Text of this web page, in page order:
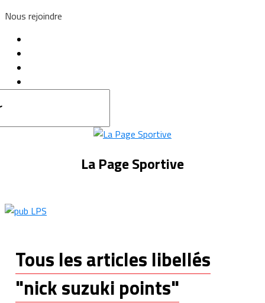
Nous rejoindre
La Page Sportive
Tous les articles libellés
"nick suzuki points"